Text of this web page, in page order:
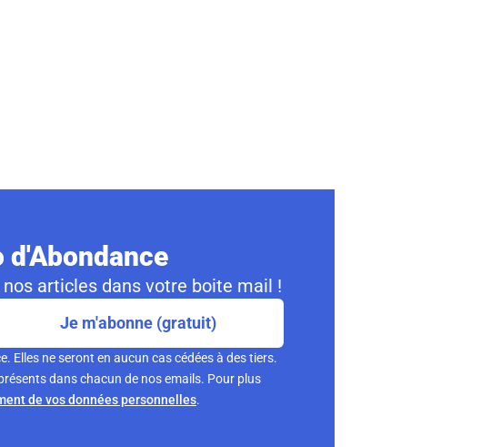
articles dans votre boite mail !
Je m'abonne (gratuit)
Elles ne seront en aucun cas cédées à des tiers.
dans chacun de nos emails. Pour plus
de vos données personnelles.